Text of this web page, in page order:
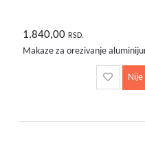
1.840,00 RSD.
Makaze za orezivanje